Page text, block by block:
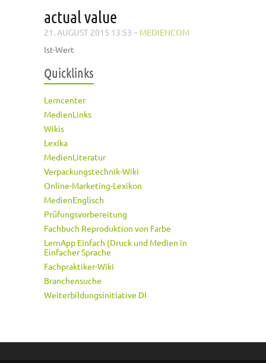
actual value
21. AUGUST 2015 13:53 – MEDIENCOM
Ist-Wert
Quicklinks
Lerncenter
MedienLinks
Wikis
Lexika
MedienLiteratur
Verpackungstechnik-Wiki
Online-Marketing-Lexikon
MedienEnglisch
Prüfungsvorbereitung
Fachbuch Reproduktion von Farbe
LernApp Einfach (Druck und Medien in
Einfacher Sprache
Fachpraktiker-Wiki
Branchensuche
Weiterbildungsinitiative DI